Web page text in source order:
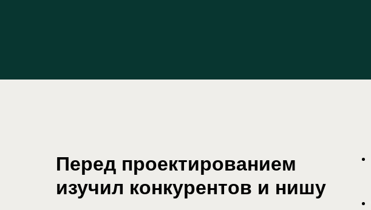
Перед проектированием
изучил конкурентов и нишу